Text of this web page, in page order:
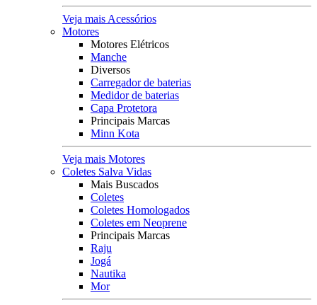
Veja mais Acessórios
Motores
Motores Elétricos
Manche
Diversos
Carregador de baterias
Medidor de baterias
Capa Protetora
Principais Marcas
Minn Kota
Veja mais Motores
Coletes Salva Vidas
Mais Buscados
Coletes
Coletes Homologados
Coletes em Neoprene
Principais Marcas
Raju
Jogá
Nautika
Mor